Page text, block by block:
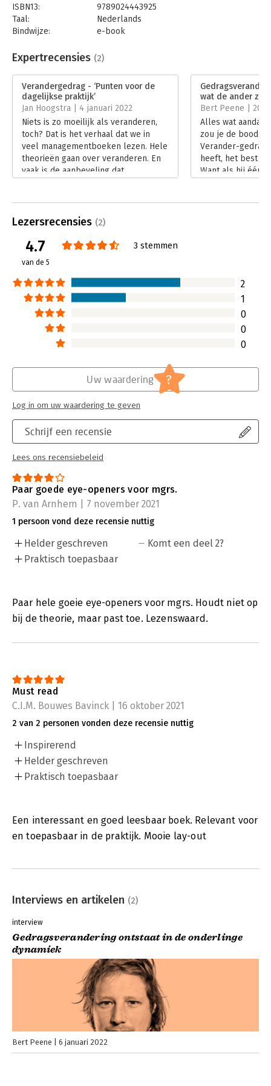
ISBN13:
9789024443925
Taal:
Nederlands
Bindwijze:
e-book
Bestandsformaat:
epub
Uitgever:
Druk:
1
Verschijningsdatum:
18-10-2021
Hoofdrubriek: Psychologie,Verandermanagement
Expertrecensies (2)
Verandergedrag - ‘Punten voor de
dagelijkse praktijk’
Jan Hoogstra | 4 januari 2022
Niets is zo moeilijk als veranderen,
toch? Dat is het verhaal dat we in
veel managementboeken lezen. Hele
theorieën gaan over veranderen. En
vaak is de aanbeveling dat
stimuleert’ werkt Thijs Leenman
veranderinzichten.
wat de ander zegt
Bert Peene | 20
Alles wat
zou je de
Verander-gedrag
heeft, het best
Want als hij één
Lezersrecensies (2)
4.7
van de 5
3 stemmen
2
1
0
0
0
Schrijf een recensie
Lees ons recensiebeleid
Uw waardering ?
Log in om uw waardering te geven
Paar goede eye-openers voor mgrs.
P. van Arnhem | 7 november 2021
1 persoon vond deze recensie nuttig
Helder geschreven
Praktisch toepasbaar
Komt een deel 2?
Paar hele goeie eye-openers voor mgrs. Houdt niet op
bij de theorie, maar past toe. Lezenswaard.
Must read
C.I.M. Bouwes Bavinck | 16 oktober 2021
2 van 2 personen vonden deze recensie nuttig
Inspirerend
Helder geschreven
Praktisch toepasbaar
Een interessant en goed leesbaar boek. Relevant voor
en toepasbaar in de praktijk. Mooie lay-out
Interviews en artikelen (2)
interview
Gedragsverandering ontstaat in de onderlinge
dynamiek
Bert Peene 6 januari 2022